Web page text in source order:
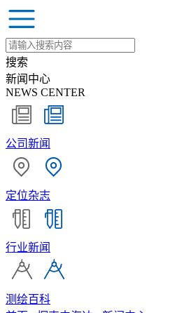
搜索
新闻中心
NEWS CENTER
公司新闻
定位杂志
行业新闻
测绘百科